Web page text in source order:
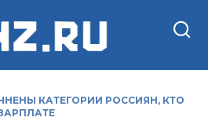
КАТЕГОРИИ РОССИЯН, КТО